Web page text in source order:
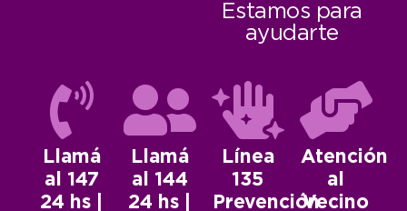
Estamos para
ayudarte
Llamá
al 147
24 hs |
Llamá
al 144
24 hs |
Línea
135
Prevención
Atención
al
Vecino